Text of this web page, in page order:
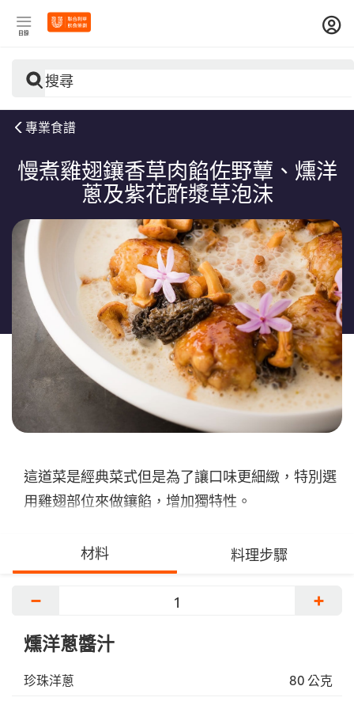
目錄
搜尋
專業食譜
慢煮雞翅鑲香草肉餡佐野蕈、燻洋
蔥及紫花酢漿草泡沫
這道菜是經典菜式但是為了讓口味更細緻，特別選
用雞翅部位來做鑲餡，增加獨特性。
材料 料理步驟
− +
燻洋蔥醬汁
珍珠洋蔥
80 公克